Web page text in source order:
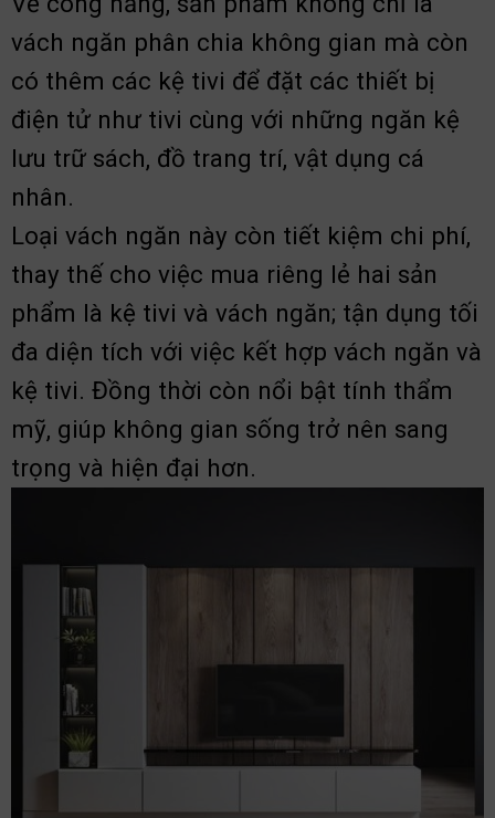
vách ngăn phân chia không gian mà còn
có thêm các kệ tivi để đặt các thiết bị
điện tử như tivi cùng với những ngăn kệ
lưu trữ sách, đồ trang trí, vật dụng cá
nhân.
Loại vách ngăn này còn tiết kiệm chi phí,
thay thế cho việc mua riêng lẻ hai sản
phẩm là kệ tivi và vách ngăn; tận dụng tối
đa diện tích với việc kết hợp vách ngăn và
kệ tivi. Đồng thời còn nổi bật tính thẩm
mỹ, giúp không gian sống trở nên sang
trọng và hiện đại hơn.